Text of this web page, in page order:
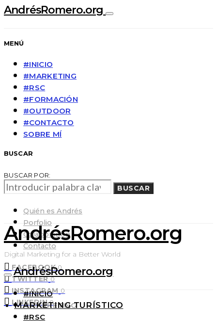
AndrésRomero.org
MENÚ
#INICIO
#MARKETING
#RSC
#FORMACIÓN
#OUTDOOR
#CONTACTO
SOBRE MÍ
BUSCAR
BUSCAR POR:
BUSCAR
Quién es Andrés
Porfolio
Colaboración
Contacto
FACEBOOK 0
TWITTER 0
INSTAGRAM 0
LINKEDIN 0
AndrésRomero.org
Digital Marketing for a Better World
AndrésRomero.org
#INICIO
#MARKETING
#RSC
MARKETING TURÍSTICO